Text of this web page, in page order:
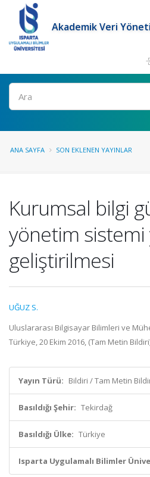
Akademik Veri
Ara
ANA SAYFA SON EKLENEN YAYINLAR
Kurumsal bilgi
yönetim sistemi
geliştirilmesi
UĞUZ S.
Uluslararası Bilgisayar Bilimleri ve
Türkiye, 20 Ekim 2016, (Tam Metin
Yayın Türü: Bildiri / Tam Metin
Basıldığı Şehir: Tekirdağ
Basıldığı Ülke: Türkiye
Isparta Uygulamalı Bilimler